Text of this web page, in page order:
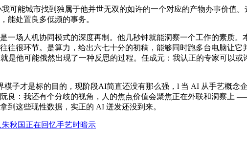
能城市找到独属于他并世无双的如许的一个对应的产物办事价值
能处置良多低频的事务。
场人机协同模式的深度再制。他几秒钟就能洞察一个工作的素质。
往很环节。是算力，给出六七十分的初稿，能够同时跑多台电脑让
是他可能俄然出现了一种反思的过程。任成元：我认正的专家可以或
才是标的目的，现阶段AI简直还没有那么强，l 当 AI 从手艺概念
良：我还有个分歧的视角，人的焦点价值会聚焦正在外联和洞察上
到这些现性数据，实正的 AI 迸发还没到来。
秋国正在回忆手艺时暗示